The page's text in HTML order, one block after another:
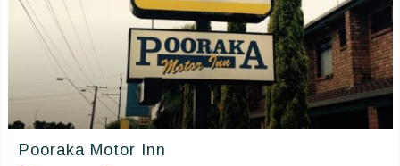
Pooraka Motor Inn